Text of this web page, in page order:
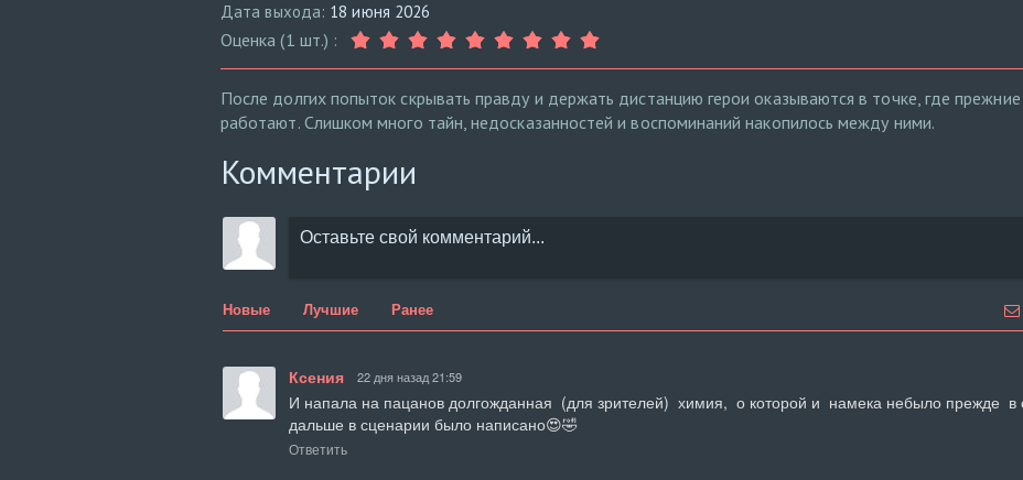
Дата выхода: 18 июня 2026
Оценка (1 шт.) :
После долгих попыток скрывать правду и держать дистанцию герои оказываются в точке, где
работают. Слишком много тайн, недосказанностей и воспоминаний накопилось между ними.
Комментарии
Новые Лучшие Ранее
Ксения 22 дня назад 21:59
И напала на пацанов долгожданная  (для зрителей)  химия,  о которой и  намека небыло прежде  в
дальше в сценарии было написано😍🤣
Ответить